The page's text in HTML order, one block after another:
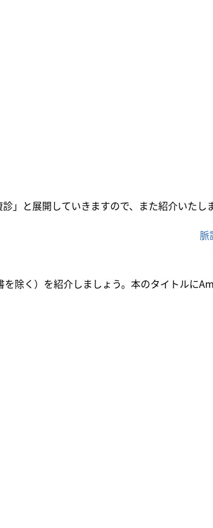
」と展開していきますので、また紹介いたしま
脈
除く）を紹介しましょう。本のタイトルに